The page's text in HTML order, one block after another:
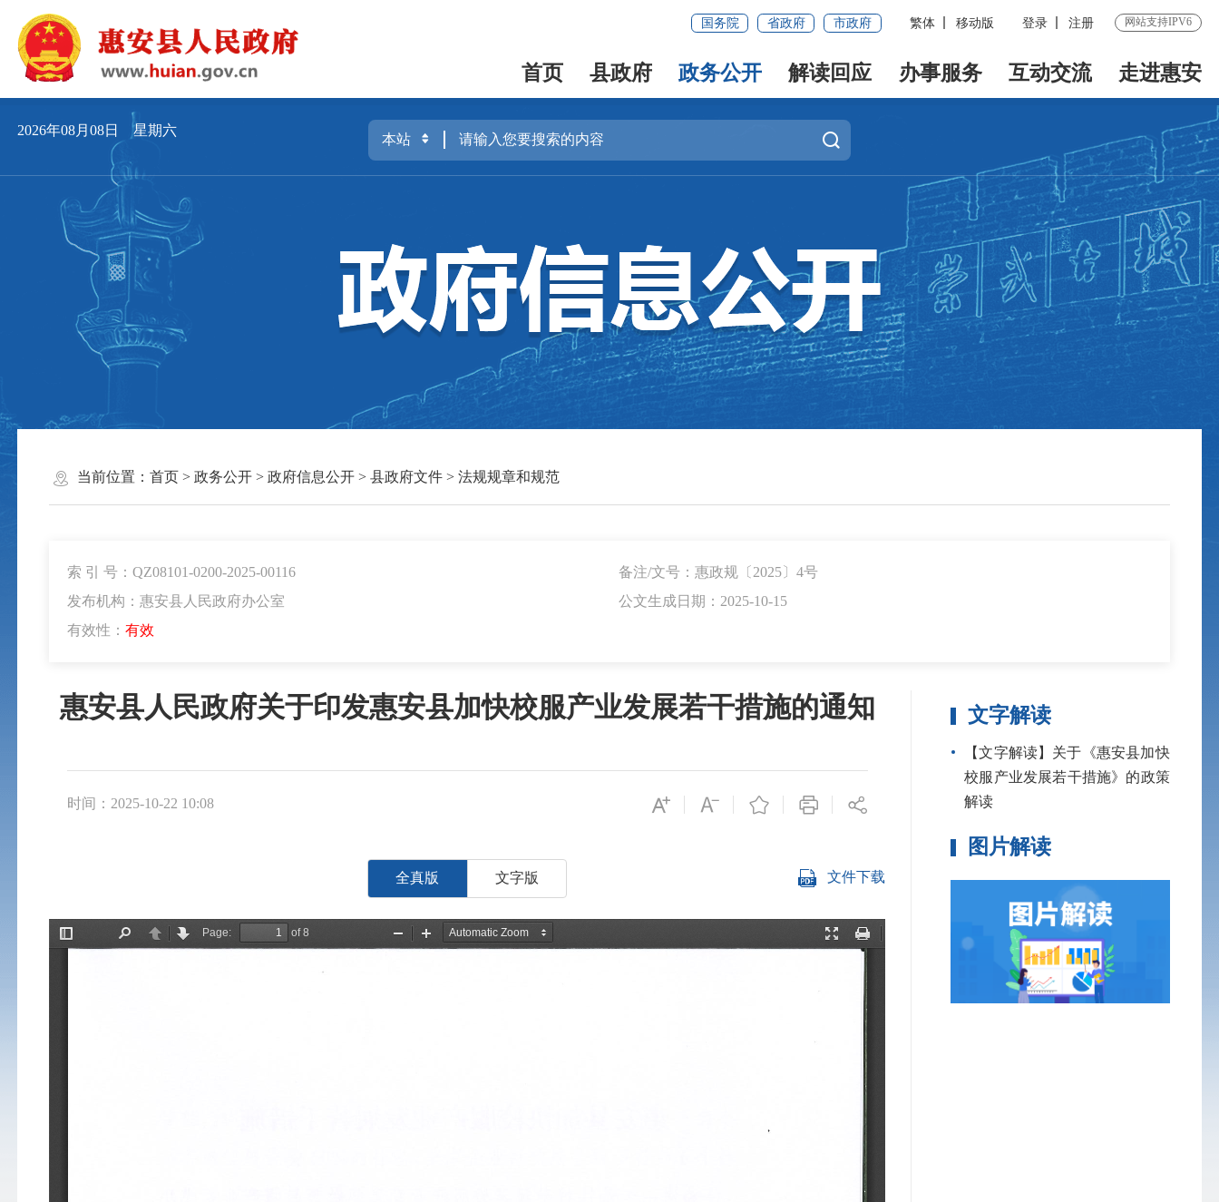
国务院 省政府 市政府 繁体 移动版 登录 注册 网站支持IPV6
首页 县政府 政务公开 解读回应 办事服务 互动交流 走进惠安
2026年08月08日 星期六
当前位置： 首页> 政务公开> 政府信息公开> 县政府文件> 法规规章和规范
索 引 号：QZ08101-0200-2025-00116
备注/文号：惠政规〔2025〕4号
发布机构：惠安县人民政府办公室
公文生成日期：2025-10-15
有效性： 有效
惠安县人民政府关于印发惠安县加快校服产业发展若干措施的通知
时间：2025-10-22 10:08
全真版 文字版 文件下载
文字解读
【文字解读】关于《惠安县加快
校服产业发展若干措施》的政策
解读
图片解读